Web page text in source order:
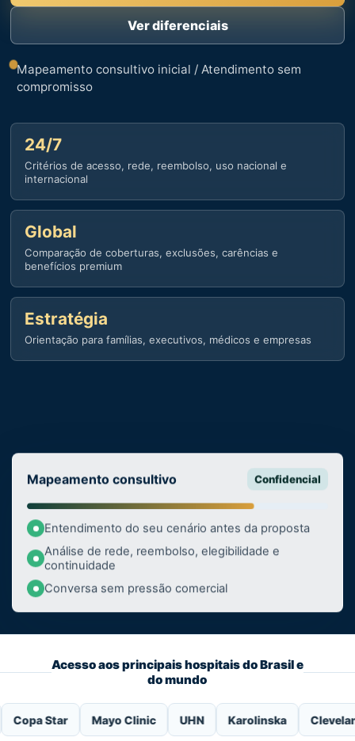
Ver diferenciais
Mapeamento consultivo inicial / Atendimento sem
compromisso
24/7
Critérios de acesso, rede, reembolso, uso nacional e
internacional
Global
Comparação de coberturas, exclusões, carências e
benefícios premium
Estratégia
Orientação para famílias, executivos, médicos e empresas
Mapeamento consultivo Confidencial
Entendimento do seu cenário antes da proposta
Análise de rede, reembolso, elegibilidade e
continuidade
Conversa sem pressão comercial
Acesso aos principais hospitais do Brasil e
do mundo
Mayo Clinic UHN Karolinska Cleveland Clinic